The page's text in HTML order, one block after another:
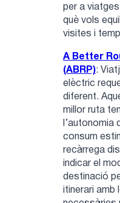
per a
què vols
visites i
A Better
(ABRP):
elèctric
diferent.
millor ruta
l’autonomia
consum
recàrrega
indicar el
destinació
itinerari amb